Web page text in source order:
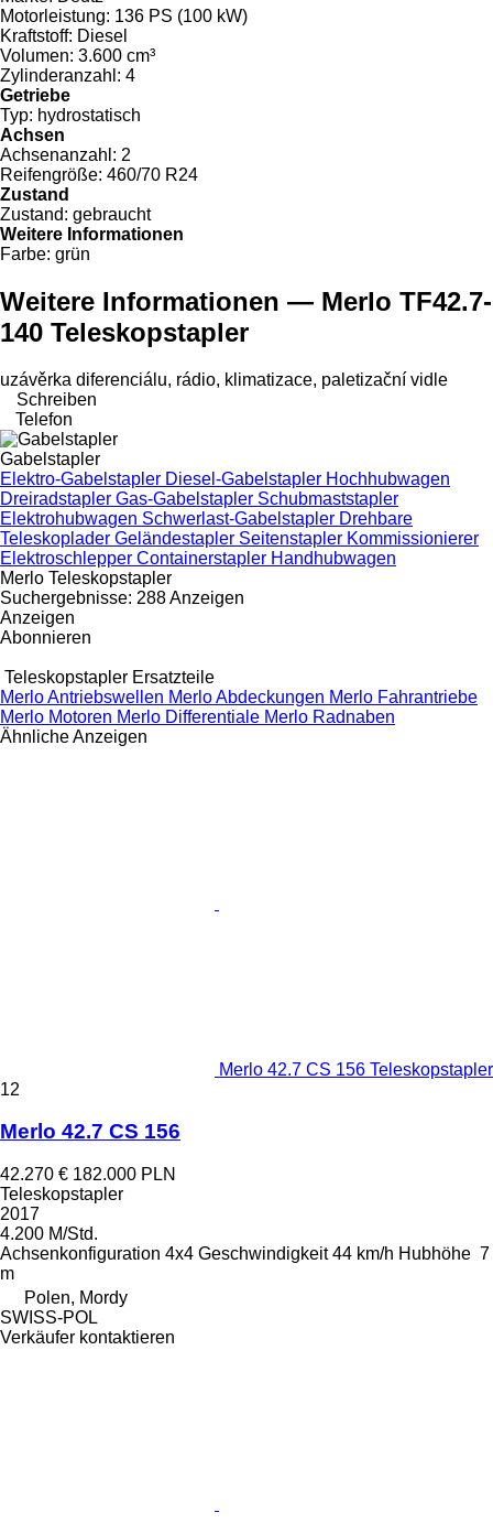
Motorleistung: 136 PS (100 kW)
Kraftstoff: Diesel
Volumen: 3.600 cm³
Zylinderanzahl: 4
Getriebe
Typ: hydrostatisch
Achsen
Achsenanzahl: 2
Reifengröße: 460/70 R24
Zustand
Zustand: gebraucht
Weitere Informationen
Farbe: grün
Weitere Informationen — Merlo TF42.7-
140 Teleskopstapler
uzávěrka diferenciálu, rádio, klimatizace, paletizační vidle
Schreiben
Telefon
Gabelstapler
Elektro-Gabelstapler Diesel-Gabelstapler Hochhubwagen
Dreiradstapler Gas-Gabelstapler Schubmaststapler
Elektrohubwagen Schwerlast-Gabelstapler Drehbare
Teleskoplader Geländestapler Seitenstapler Kommissionierer
Elektroschlepper Containerstapler Handhubwagen
Merlo Teleskopstapler
Suchergebnisse: 288 Anzeigen
Anzeigen
Abonnieren
Teleskopstapler Ersatzteile
Merlo Antriebswellen Merlo Abdeckungen Merlo Fahrantriebe
Merlo Motoren Merlo Differentiale Merlo Radnaben
Ähnliche Anzeigen
Merlo 42.7 CS 156 Teleskopstapler
12
Merlo 42.7 CS 156
42.270 € 182.000 PLN
Teleskopstapler
2017
4.200 M/Std.
Achsenkonfiguration 4x4 Geschwindigkeit 44 km/h Hubhöhe 7
m
Polen, Mordy
SWISS-POL
Verkäufer kontaktieren